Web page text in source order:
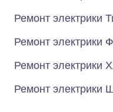
Ремонт электрики
Ремонт электрики
Ремонт электрики
Ремонт электрики